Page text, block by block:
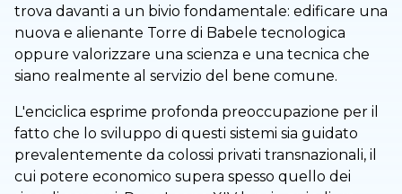
trova davanti a un bivio fondamentale: edificare una
nuova e alienante Torre di Babele tecnologica
oppure valorizzare una scienza e una tecnica che
siano realmente al servizio del bene comune.
L'enciclica esprime profonda preoccupazione per il
fatto che lo sviluppo di questi sistemi sia guidato
prevalentemente da colossi privati transnazionali, il
cui potere economico supera spesso quello dei